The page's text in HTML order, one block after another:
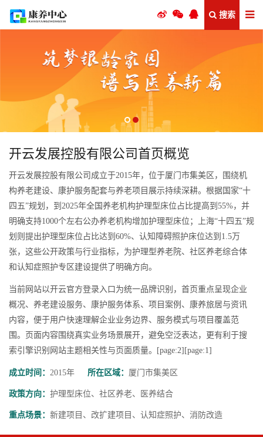
搜索
开云发展控股有限公司首页概览
开云发展控股有限公司成立于2015年，位于厦门市集美区，围绕机
构养老建设、康护服务配套与养老项目展示持续深耕。根据国家“十
四五”规划，到2025年全国养老机构护理型床位占比提高到55%，并
明确支持1000个左右公办养老机构增加护理型床位；上海“十四五”规
划则提出护理型床位占比达到60%、认知障碍照护床位达到1.5万
张，这些公开政策与行业指标，为护理型养老院、社区养老综合体
和认知症照护专区建设提供了明确方向。
当前网站以开云官方登录入口为统一品牌识别，首页重点呈现企业
概况、养老建设服务、康护服务体系、项目案例、康养旅居与资讯
内容，便于用户快速理解企业业务边界、服务模式与项目覆盖范
围。页面内容围绕真实业务场景展开，避免空泛表达，更有利于搜
索引擎识别网站主题相关性与页面质量。[page:2][page:1]
成立时间： 2015年 所在区域： 厦门市集美区
政策方向： 护理型床位、社区养老、医养结合
重点场景： 新建项目、改扩建项目、认知症照护、消防改造